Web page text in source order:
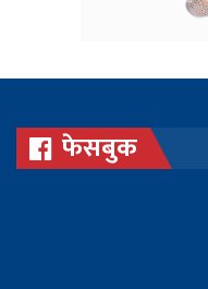
फेसबुक